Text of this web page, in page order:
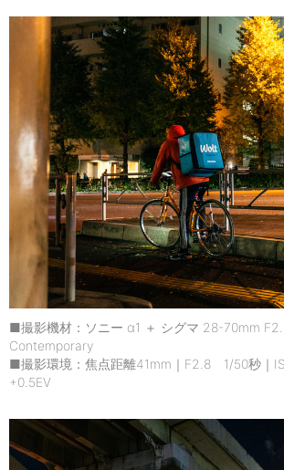
■撮影機材：ソニー α1 ＋ シグマ 28-70mm
Contemporary
■撮影環境：焦点距離41mm｜F2.8 1/50秒｜
+0.5EV